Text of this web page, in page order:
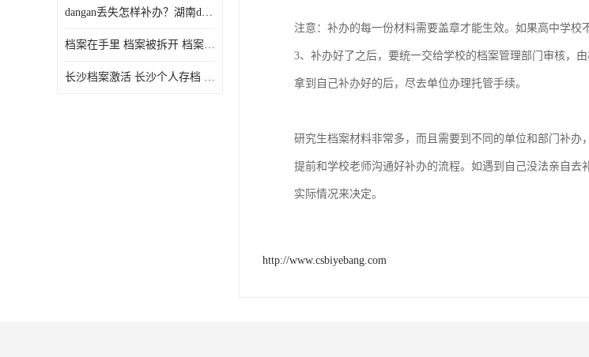
dangan丢失怎样补办？湖南dangan丢失补办流程介绍！
档案在手里 档案被拆开 档案补办 档案问题一站式服务
长沙档案激活 长沙个人存档 长沙档案存档
注意：补办的每一份材料需要盖章才能生效。如果高中学校
3、补办好了之后，要统一交给学校的档案管理部门审核，
拿到自己补办好的后，尽去单位办理托管手续。
研究生档案材料非常多，而且需要到不同的单位和部门补办
提前和学校老师沟通好补办的流程。如遇到自己没法亲自
实际情况来决定。
http://www.csbiyebang.com